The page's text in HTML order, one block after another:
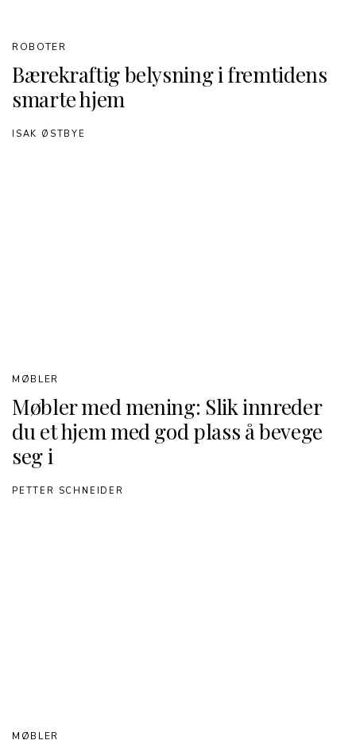
Bærekraftig belysning i fremtidens
smarte hjem
ROBOTER
ISAK ØSTBYE
Møbler med mening: Slik innreder
du et hjem med god plass å bevege
seg i
MØBLER
PETTER SCHNEIDER
MØBLER